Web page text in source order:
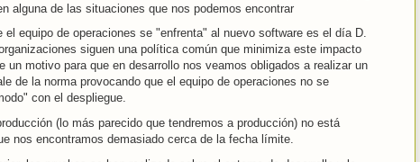
alguna de las situaciones que nos podemos encontrar
el equipo de operaciones se "enfrenta" al nuevo software es el día D.
siguen una política común que minimiza este impacto
un motivo para que en desarrollo nos veamos obligados a realizar un
de la norma provocando que el equipo de operaciones no se
con el despliegue.
(lo más parecido que tendremos a producción) no está
nos encontramos demasiado cerca de la fecha límite.